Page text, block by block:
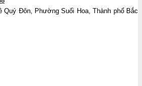
Đôn, Phường Suối Hoa, Thành phố Bắc